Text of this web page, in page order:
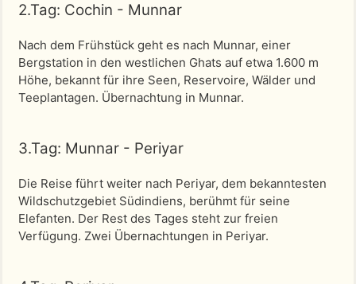
2.Tag: Cochin - Munnar
Nach dem Frühstück geht es nach Munnar, einer
Bergstation in den westlichen Ghats auf etwa 1.600 m
Höhe, bekannt für ihre Seen, Reservoire, Wälder und
Teeplantagen. Übernachtung in Munnar.
3.Tag: Munnar - Periyar
Die Reise führt weiter nach Periyar, dem bekanntesten
Wildschutzgebiet Südindiens, berühmt für seine
Elefanten. Der Rest des Tages steht zur freien
Verfügung. Zwei Übernachtungen in Periyar.